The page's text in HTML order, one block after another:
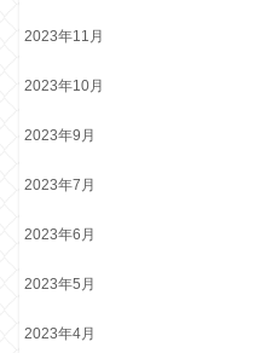
2023年11月
2023年10月
2023年9月
2023年7月
2023年6月
2023年5月
2023年4月